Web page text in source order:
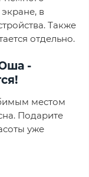
в
Также
отдельно.
-
местом
Подарите
уже